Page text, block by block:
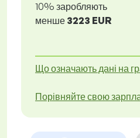
10% заробляють
менше 3223 EUR
Що означають дані на
Порівняйте свою